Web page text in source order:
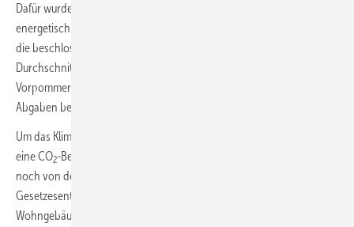
Dafür wurden die Bundesländer, welche den höchsten Anteil an
energetisch unsanierten Wohngebäuden aufweisen, untersucht und
die beschlossene CO
Durchschnittswohnung errechnet. Vermieter in Mecklenburg-
Vorpommern, Berlin und Thüringen werden am ehesten von hohen
Abgaben betroffen sein.
Um das Klimaziel 2045 zu erreichen, hat der Bund bereits letztes Jahr
eine CO2-Bepreisung für Wohngebäude eingeführt. Diese ist derzeit
noch von den Mietern zu tragen. Heute wurde nun ein
Gesetzesentwurf zur Kostenaufteilung der CO
Wohngebäude auf den Weg gebracht. Der Grund für die